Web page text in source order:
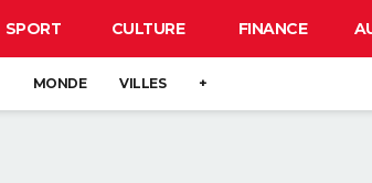
SPORT CULTURE FINANCE
MONDE VILLES +